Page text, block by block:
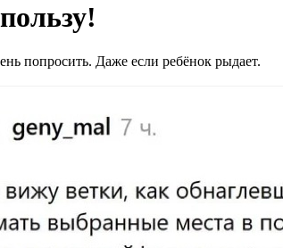
попросить. Даже если ребёнок рыдает.